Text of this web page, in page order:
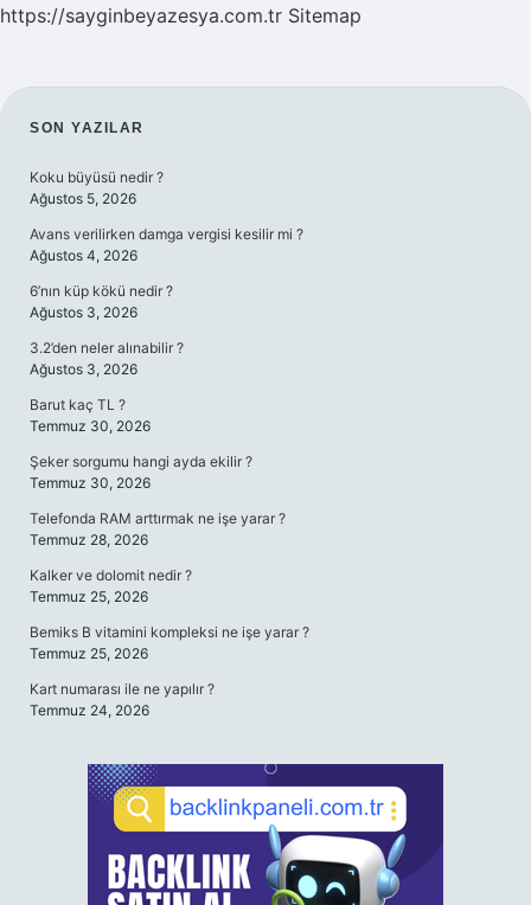
https://sayginbeyazesya.com.tr Sitemap
SIDEBAR
SON YAZILAR
Koku büyüsü nedir ?
Ağustos 5, 2026
Avans verilirken damga vergisi kesilir mi ?
Ağustos 4, 2026
6’nın küp kökü nedir ?
Ağustos 3, 2026
3.2’den neler alınabilir ?
Ağustos 3, 2026
Barut kaç TL ?
Temmuz 30, 2026
Şeker sorgumu hangi ayda ekilir ?
Temmuz 30, 2026
Telefonda RAM arttırmak ne işe yarar ?
Temmuz 28, 2026
Kalker ve dolomit nedir ?
Temmuz 25, 2026
Bemiks B vitamini kompleksi ne işe yarar ?
Temmuz 25, 2026
Kart numarası ile ne yapılır ?
Temmuz 24, 2026